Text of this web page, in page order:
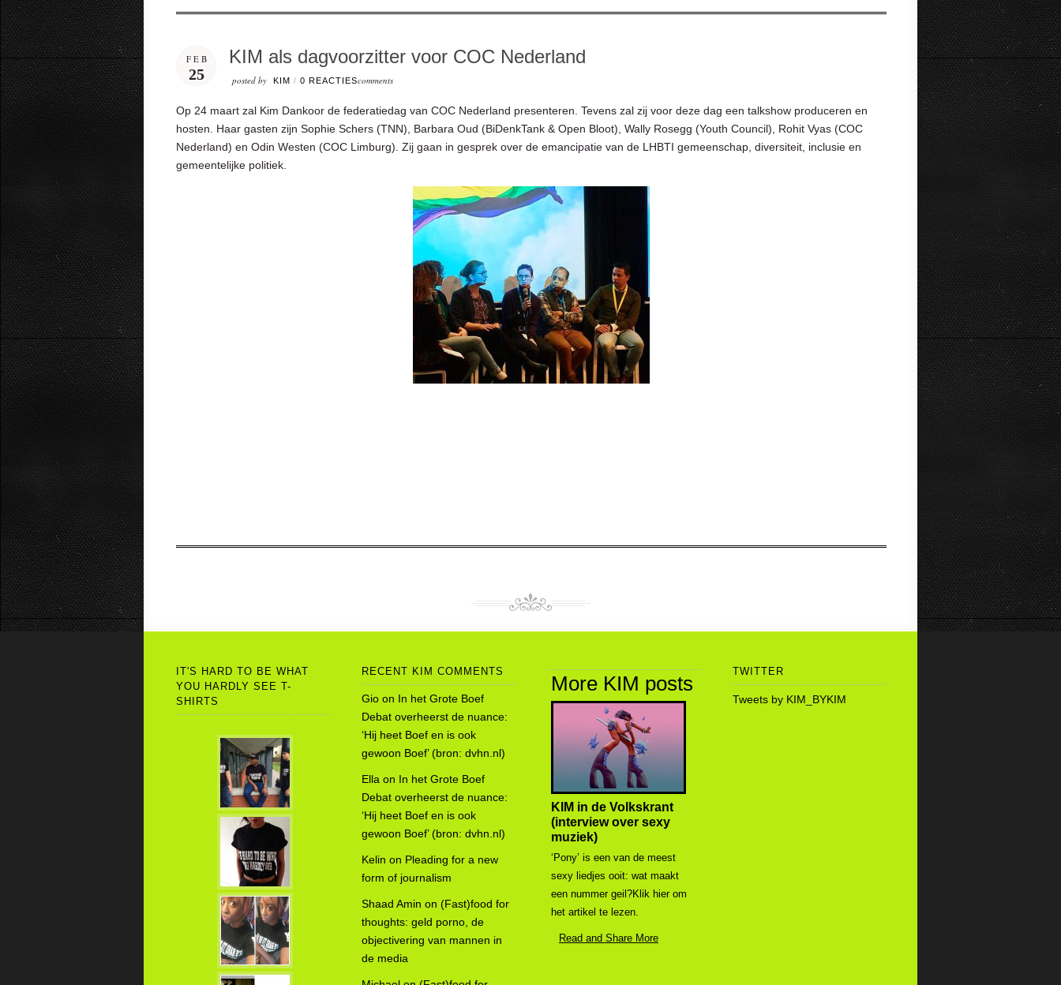
FEB
25
KIM als dagvoorzitter voor COC Nederland
posted by KIM / 0 REACTIEScomments
Op 24 maart zal Kim Dankoor de federatiedag van COC Nederland presenteren. Tevens zal zij voor deze dag een talkshow produceren en
hosten. Haar gasten zijn Sophie Schers (TNN), Barbara Oud (BiDenkTank & Open Bloot), Wally Rosegg (Youth Council), Rohit Vyas (COC
Nederland) en Odin Westen (COC Limburg). Zij gaan in gesprek over de emancipatie van de LHBTI gemeenschap, diversiteit, inclusie en
gemeentelijke politiek.
IT'S HARD TO BE WHAT
YOU HARDLY SEE T-
SHIRTS
RECENT KIM COMMENTS
Gio on In het Grote Boef
Debat overheerst de nuance:
‘Hij heet Boef en is ook
gewoon Boef’ (bron: dvhn.nl)
Ella on In het Grote Boef
Debat overheerst de nuance:
‘Hij heet Boef en is ook
gewoon Boef’ (bron: dvhn.nl)
Kelin on Pleading for a new
form of journalism
Shaad Amin on (Fast)food for
thoughts: geld porno, de
objectivering van mannen in
de media
More KIM posts
KIM in de Volkskrant
(interview over sexy
muziek)
‘Pony’ is een van de meest
sexy liedjes ooit: wat maakt
een nummer geil?Klik hier om
het artikel te lezen.
Read and Share More
TWITTER
Tweets by KIM_BYKIM